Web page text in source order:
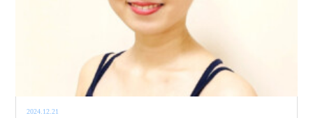
2024.12.21